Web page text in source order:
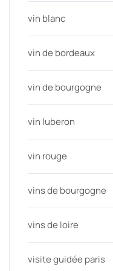
vin blanc
vin de bordeaux
vin de bourgogne
vin luberon
vin rouge
vins de bourgogne
vins de loire
visite guidée paris